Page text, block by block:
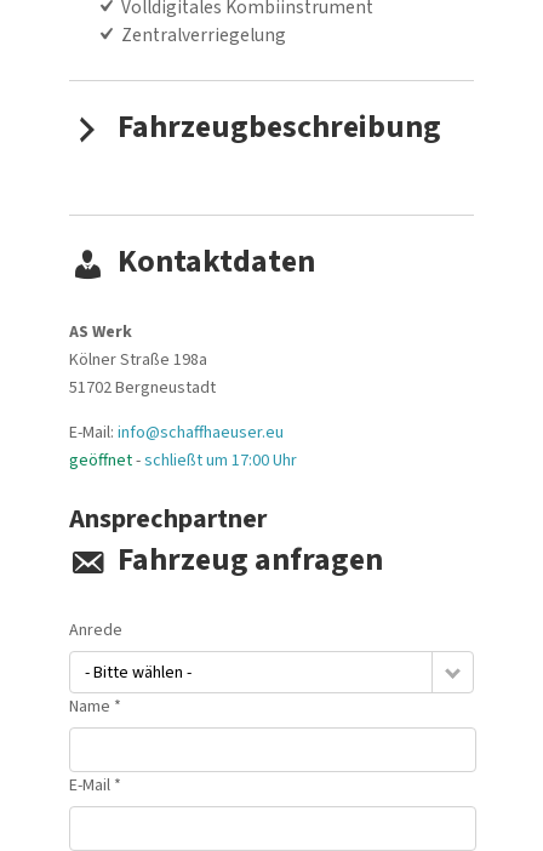
Volldigitales Kombiinstrument
Zentralverriegelung
Fahrzeugbeschreibung
Kontaktdaten
AS Werk
Kölner Straße 198a
51702Bergneustadt
E-Mail: info@schaffhaeuser.eu
geöffnet-schließt um 17:00 Uhr
Ansprechpartner
Fahrzeug anfragen
Anrede
- Bitte wählen -
Name *
E-Mail *